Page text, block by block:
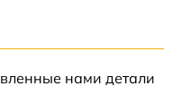
нами детали